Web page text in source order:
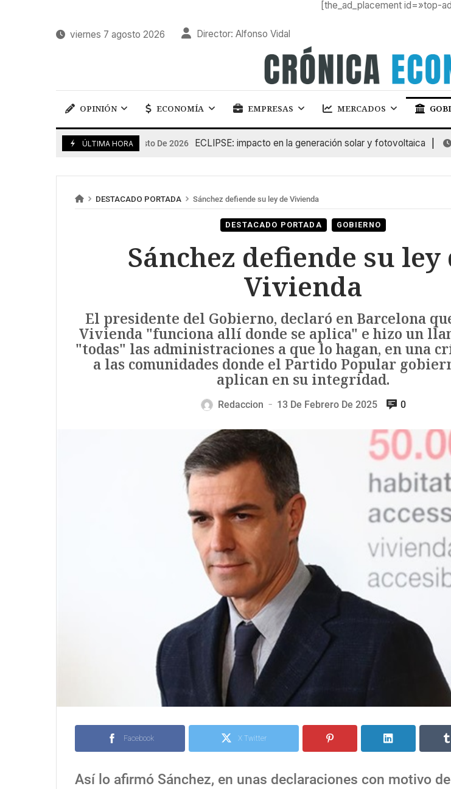
[the_ad_placement id=»top-
viernes 7 agosto 2026 Director: Alfonso Vidal
OPINIÓN ECONOMÍA EMPRESAS MERCADOS
ÚLTIMA HORA
6 De Agosto De 2026 ECLIPSE: impacto en la generación solar y fotovoltaica 6
DESTACADO PORTADA Sánchez defiende su ley de Vivienda
DESTACADO PORTADA GOBIERNO
Sánchez defiende su ley
Vivienda
El presidente del Gobierno, declaró en Barcelona
Vivienda "funciona allí donde se aplica" e hizo un
"todas" las administraciones a que lo hagan, en una
a las comunidades donde el Partido Popular
aplican en su integridad.
Redaccion — 13 De Febrero De 2025 0
Facebook X Twitter
Así lo afirmó Sánchez, en unas declaraciones con motivo